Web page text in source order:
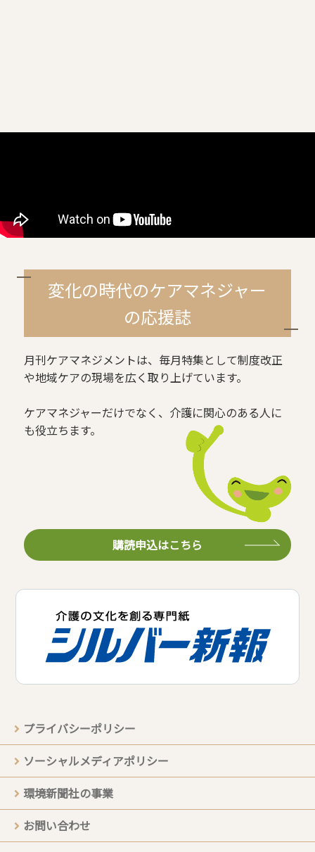
変化の時代のケアマネジャー
の応援誌
月刊ケアマネジメントは、毎月特集として制度改正
や地域ケアの現場を広く取り上げています。
ケアマネジャーだけでなく、介護に関心のある人に
も役立ちます。
購読申込はこちら
プライバシーポリシー
ソーシャルメディアポリシー
環境新聞社の事業
お問い合わせ